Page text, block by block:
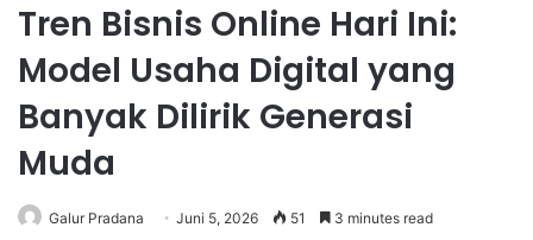
Tren Bisnis Online Hari Ini:
Model Usaha Digital yang
Banyak Dilirik Generasi
Muda
Galur Pradana Juni 5, 2026 51 3 minutes read